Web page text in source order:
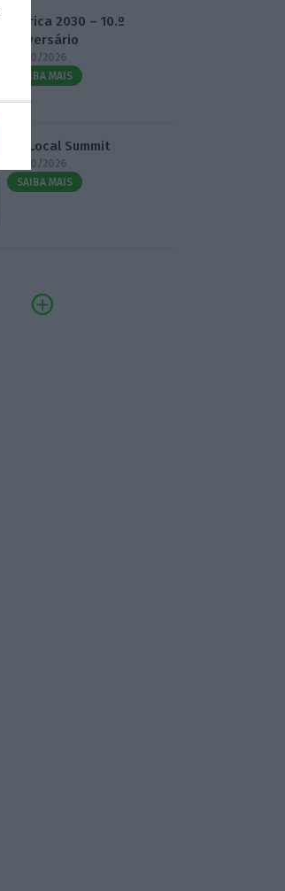
Fábrica 2030 – 10.º
Aniversário
14/10/2026
SAIBA MAIS
3.º Local Summit
07/10/2026
SAIBA MAIS